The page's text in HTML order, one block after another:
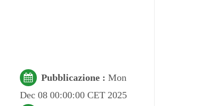
Pubblicazione : Mon
Dec 08 00:00:00 CET 2025